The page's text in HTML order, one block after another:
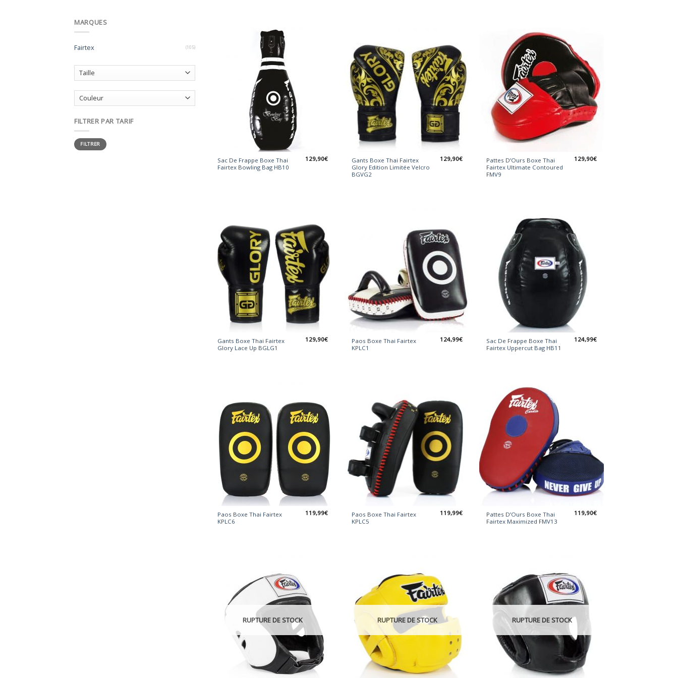
MARQUES
Fairtex (105)
FILTRER PAR TARIF
Prix
min
Prix
maxFILTRER
Sac De Frappe Boxe Thai
Fairtex Bowling Bag HB10
129,90€
Gants Boxe Thai Fairtex
Glory Edition Limitée Velcro
BGVG2
129,90€
Pattes D’Ours Boxe Thai
Fairtex Ultimate Contoured
FMV9
129,90€
Gants Boxe Thai Fairtex
Glory Lace Up BGLG1
129,90€
Paos Boxe Thai Fairtex
KPLC1
124,99€
Sac De Frappe Boxe Thai
Fairtex Uppercut Bag HB11
124,99€
Paos Boxe Thai Fairtex
KPLC6
119,99€
Paos Boxe Thai Fairtex
KPLC5
119,99€
Pattes D’Ours Boxe Thai
Fairtex Maximized FMV13
119,90€
RUPTURE DE STOCK RUPTURE DE STOCK RUPTURE DE STOCK